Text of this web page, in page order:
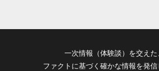
一次情報（体験談）を交えた
ファクトに基づく確かな情報を発信